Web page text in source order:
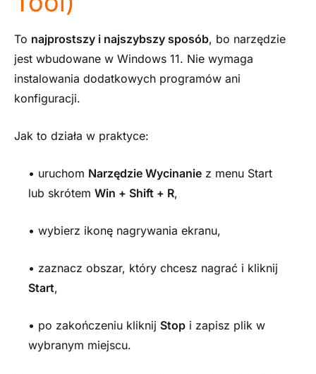
To najprostszy i najszybszy sposób, bo narzędzie
jest wbudowane w Windows 11. Nie wymaga
instalowania dodatkowych programów ani
konfiguracji.
Jak to działa w praktyce:
• uruchom Narzędzie Wycinanie z menu Start
lub skrótem Win + Shift + R,
• wybierz ikonę nagrywania ekranu,
• zaznacz obszar, który chcesz nagrać i kliknij
Start,
• po zakończeniu kliknij Stop i zapisz plik w
wybranym miejscu.